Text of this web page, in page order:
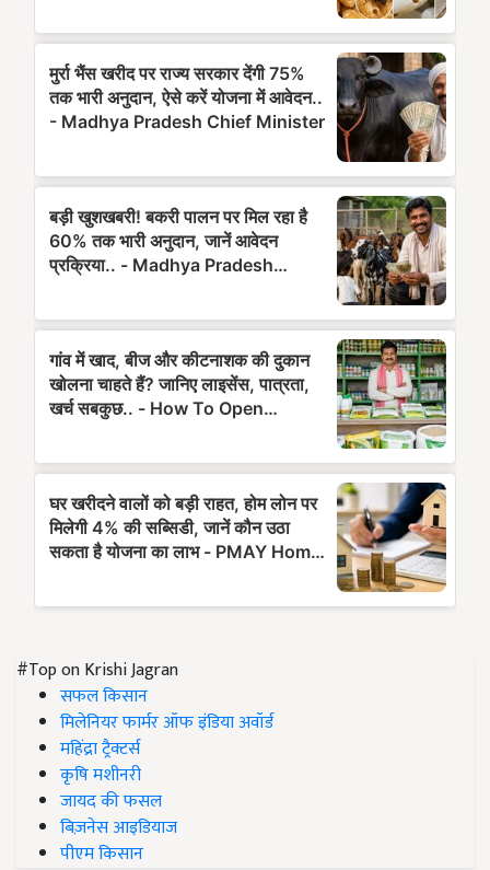
#Top on Krishi Jagran
सफल किसान
मिलेनियर फार्मर ऑफ इंडिया अवॉर्ड
महिंद्रा ट्रैक्टर्स
कृषि मशीनरी
जायद की फसल
बिज़नेस आइडियाज
पीएम किसान